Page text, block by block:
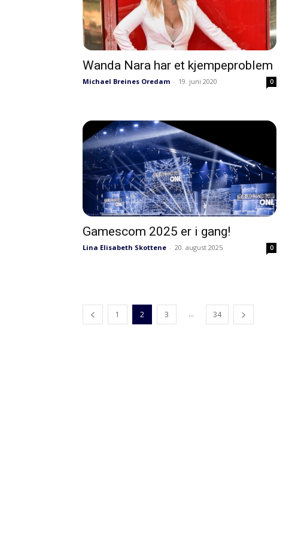
Wanda Nara har et kjempeproblem
Michael Breines Oredam - 19. juni 2020 0
Gamescom 2025 er i gang!
Lina Elisabeth Skottene - 20. august 2025 0
1 2 3 ... 34